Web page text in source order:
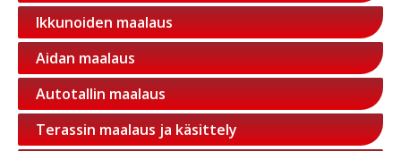
Ikkunoiden maalaus
Aidan maalaus
Autotallin maalaus
Terassin maalaus ja käsittely